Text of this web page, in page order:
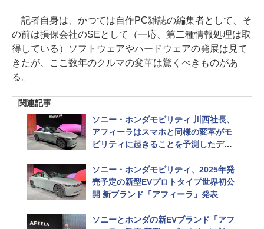
記者自身は、かつては自作PC雑誌の編集者として、そ
の前は損保会社のSEとして（一応、第二種情報処理は取
得している）ソフトウェアやハードウェアの発展は見て
きたが、ここ数年のクルマの変革は驚くべきものがあ
る。
関連記事
ソニー・ホンダモビリティ 川西社長、
アフィーラはスマホと同様の変革がモ
ビリティに起きることを予測したデザ
ソニー・ホンダモビリティ、2025年発
売予定の新型EVプロトタイプ世界初公
開 新ブランド「アフィーラ」発表
ソニーとホンダの新EVブランド「アフ